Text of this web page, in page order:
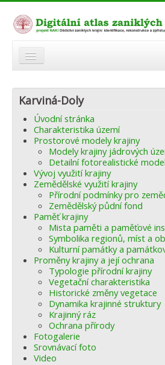
Modelová území
Zaniklé krajiny
Odkazy
Fórum
Autoři
Karviná-Doly
Úvodní stránka
Charakteristika území
Prostorové modely krajiny
Modely krajiny jádrových
Detailní fotorealistické
Vývoj využití krajiny
Zemědělské využití krajiny
Přírodní podmínky pro
Zemědělský půdní fond
Paměť krajiny
Mista paměti a paměťové
Symbolika regionů, míst a
Kulturní památky a
Proměny krajiny a její ochrana
Typologie přírodní krajiny
Vegetační charakteristika
Historické změny vegetace
Dynamika krajinné struktury
Krajinný ráz
Ochrana přírody
Fotogalerie
Srovnávací foto
Video